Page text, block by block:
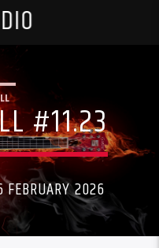
#11.23
2026